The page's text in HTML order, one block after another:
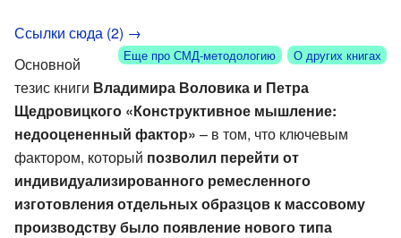
Ссылки сюда (2) →
О других книгах
Еще про СМД-методологию
Основной
тезис книги Владимира Воловика и Петра
Щедровицкого «Конструктивное мышление:
недооцененный фактор» – в том, что ключевым
фактором, который позволил перейти от
индивидуализированного ремесленного
изготовления отдельных образцов к массовому
производству было появление нового типа